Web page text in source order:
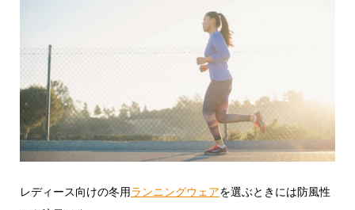
レディース向けの冬用ランニングウェアを選ぶときには防風性